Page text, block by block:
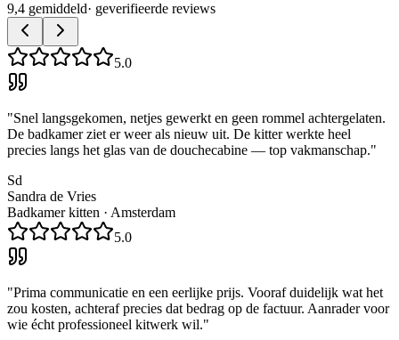
9,4 gemiddeld· geverifieerde reviews
5.0
"Snel langsgekomen, netjes gewerkt en geen rommel achtergelaten.
De badkamer ziet er weer als nieuw uit. De kitter werkte heel
precies langs het glas van de douchecabine — top vakmanschap."
Sd
Sandra de Vries
Badkamer kitten · Amsterdam
5.0
"Prima communicatie en een eerlijke prijs. Vooraf duidelijk wat het
zou kosten, achteraf precies dat bedrag op de factuur. Aanrader voor
wie écht professioneel kitwerk wil."